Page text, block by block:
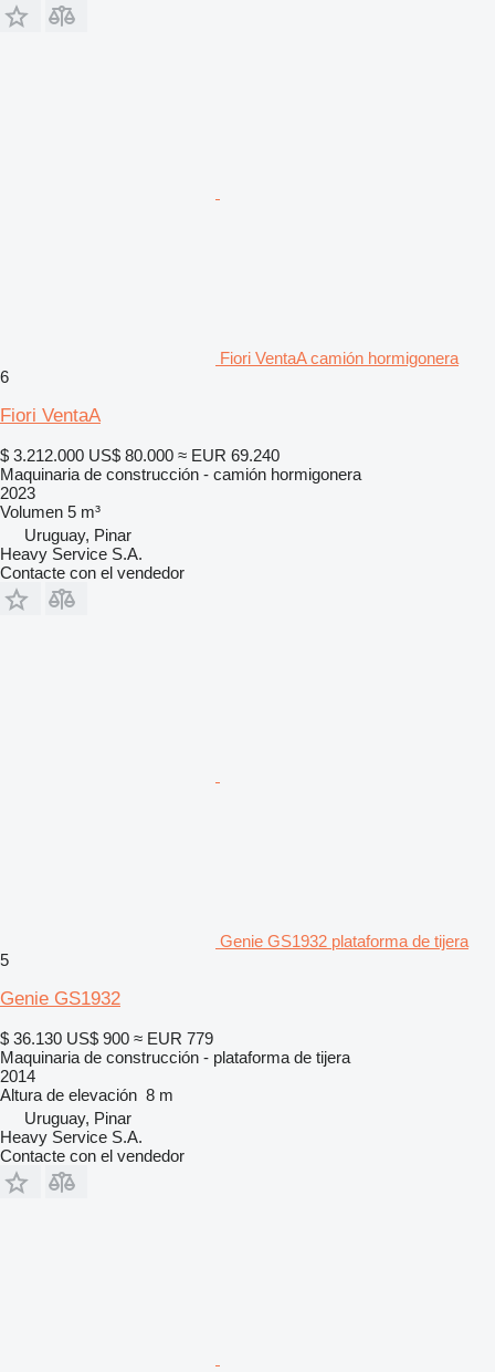
Fiori VentaA camión hormigonera
6
Fiori VentaA
$ 3.212.000 US$ 80.000 ≈ EUR 69.240
Maquinaria de construcción - camión hormigonera
2023
Volumen 5 m³
Uruguay, Pinar
Heavy Service S.A.
Contacte con el vendedor
Genie GS1932 plataforma de tijera
5
Genie GS1932
$ 36.130 US$ 900 ≈ EUR 779
Maquinaria de construcción - plataforma de tijera
2014
Altura de elevación 8 m
Uruguay, Pinar
Heavy Service S.A.
Contacte con el vendedor